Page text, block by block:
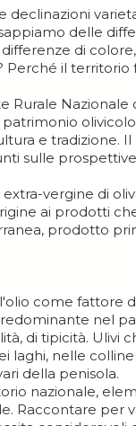
declinazioni
delle
di
il territorio
Rurale Nazionale
e tradizione.
sulle
vergine di
ai prodotti
prodotto
come fattore
nel
di tipicità. Ulivi
laghi, nelle
della penisola.
nazionale,
Raccontare per